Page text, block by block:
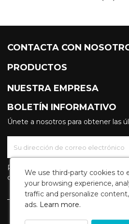
CONTACTA CON
PRODUCTOS
NUESTRA EMPRESA
BOLETÍN INFORMATIVO
Únete a nosotros para obtener las
Puede darse de baja en cualquier
consulte nuestra información de
© 2026 - Software
We use third-party cookies to
your browsing experience,
traffic and personalize content,
ads. Learn more.